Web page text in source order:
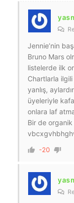
Jennie’nin
Bruno Mars
listelerde ilk
Chartlarla
yanlış,
üyeleriyle
onlara laf
Bir de
-20